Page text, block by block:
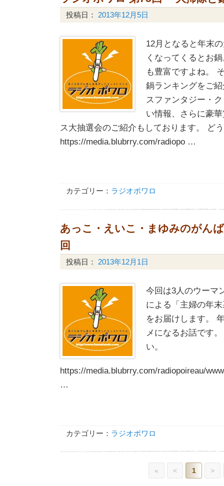
投稿日： 2013年12月5日
12月となると年末
くなってくるとお
も豊富ですよね。
鍋ランキングをご
スファンタジー・
い情報、さらに豪
ス大抽選会のご紹介もしております。 ど
https://media.blubrry.com/radiopo …
カテゴリー： ラジオポワロ
あっこ・えいこ・まゆみのがん
回
投稿日： 2013年12月1日
今回は3人のウーマ
による「主婦の年
をお届けします。
メになるお話です
い。
https://media.blubrry.com/radiopoireau/
…
カテゴリー： ラジオポワロ
« < 1 >